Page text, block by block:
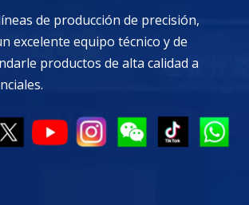
de producción de precisión,
excelente equipo técnico y de
productos de alta calidad a